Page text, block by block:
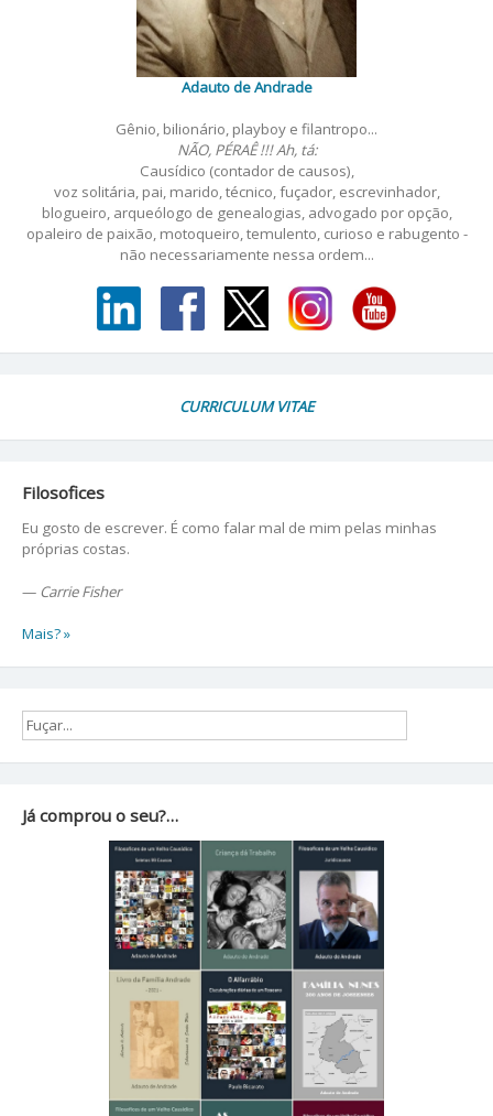
Adauto de Andrade
Gênio, bilionário, playboy e filantropo...
NÃO, PÉRAÊ !!! Ah, tá:
Causídico (contador de causos),
voz solitária, pai, marido, técnico, fuçador, escrevinhador,
blogueiro, arqueólogo de genealogias, advogado por opção,
opaleiro de paixão, motoqueiro, temulento, curioso e rabugento -
não necessariamente nessa ordem...
CURRICULUM VITAE
Filosofices
Eu gosto de escrever. É como falar mal de mim pelas minhas
próprias costas.
— Carrie Fisher
Mais? »
Já comprou o seu?…